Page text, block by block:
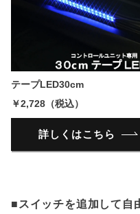
テープLED30cm
￥2,728（税込）
詳しくはこちら
■スイッチを追加して自